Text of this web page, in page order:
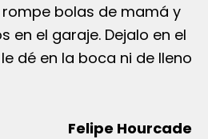
bolas de mamá y
en el garaje. Dejalo en el
dé en la boca ni de lleno
Felipe Hourcade